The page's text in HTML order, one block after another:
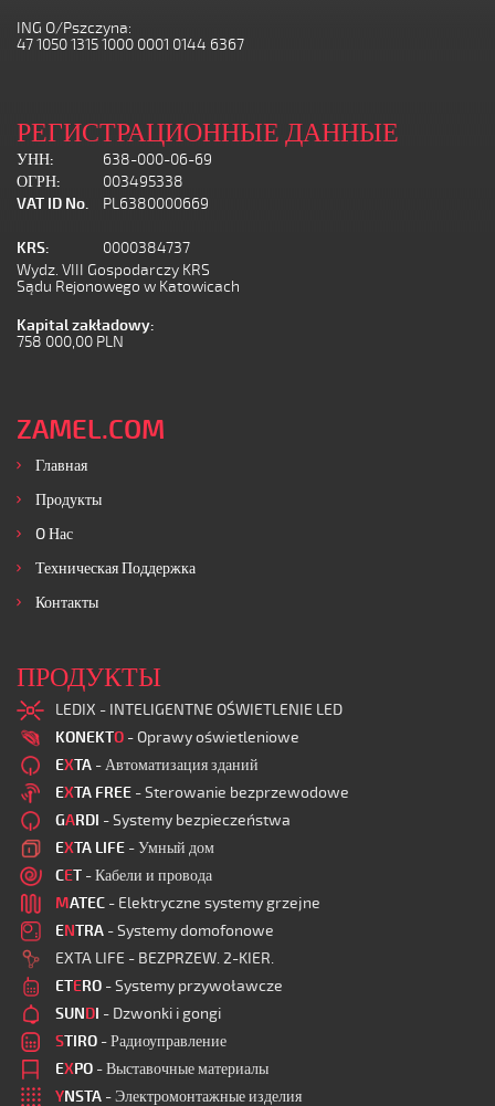
ING O/Pszczyna:
47 1050 1315 1000 0001 0144 6367
РЕГИСТРАЦИОННЫЕ ДАННЫЕ
УНН:
638-000-06-69
ОГРН:
003495338
VAT ID No.
PL6380000669
KRS:
0000384737
Wydz. VIII Gospodarczy KRS
Sądu Rejonowego w Katowicach
Kapital zakładowy:
758 000,00 PLN
ZAMEL.COM
Главная
Продукты
O Нас
Техническая Поддержка
Контакты
ПРОДУКТЫ
LEDIX - INTELIGENTNE OŚWIETLENIE LED
KONEKTO - Oprawy oświetleniowe
EXTA - Автоматизация зданий
EXTA FREE - Sterowanie bezprzewodowe
GARDI - Systemy bezpieczeństwa
EXTA LIFE - Умный дом
CET - Кабели и провода
MATEC - Elektryczne systemy grzejne
ENTRA - Systemy domofonowe
EXTA LIFE - BEZPRZEW. 2-KIER.
ETERO - Systemy przywoławcze
SUNDI - Dzwonki i gongi
STIRO - Радиоуправление
EXPO - Выставочные материалы
YNSTA - Электромонтажные изделия